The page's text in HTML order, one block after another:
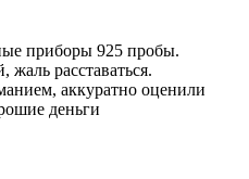
приборы 925 пробы.
расставаться.
аккуратно оценили
деньги